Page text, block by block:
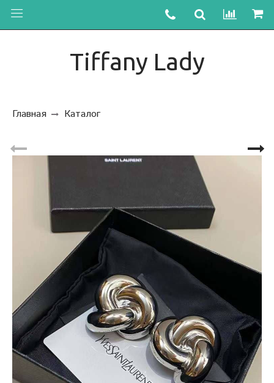
Tiffany Lady
Главная Каталог